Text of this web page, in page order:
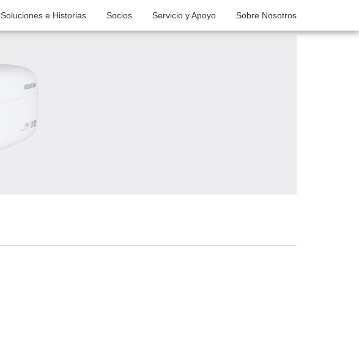
Soluciones e Historias Socios Servicio y Apoyo Sobre Nosotros